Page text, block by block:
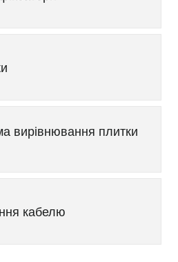
вирівнювання плитки
кабелю